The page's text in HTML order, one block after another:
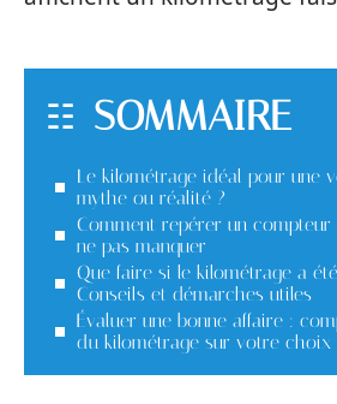
SOMMAIRE
Le kilométrage idéal pour une
mythe ou réalité ?
Comment repérer un
ne pas manquer
Que faire si le kilométrage a
Conseils et démarches utiles
Évaluer une bonne affaire :
du kilométrage sur votre choix